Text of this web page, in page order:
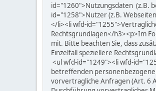
id="1260">Nutzungsdaten (z.B.
id="1258">Nutzer (z.B.
</li><li wfd-
Rechtsgrundlagen</h3><p>Im
mit. Bitte beachten Sie, dass
Einzelfall speziellere
<ul wfd-id="1249"><li wfd-
betreffenden
vorvertragliche Anfragen (Art. 6